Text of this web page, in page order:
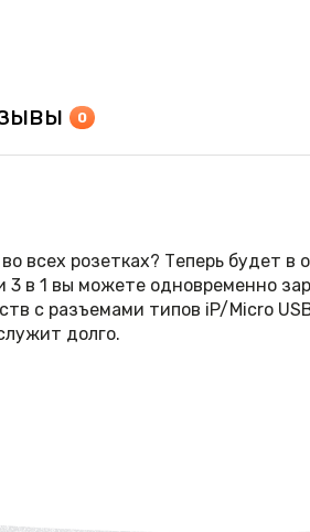
0
всех розетках? Теперь будет
3 в 1 вы можете одновременно
с разъемами типов iP/Micro
долго.